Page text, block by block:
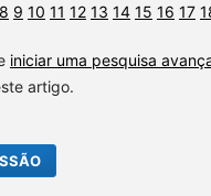
8 9 10 11 12 13 14 15 16 17
iniciar uma pesquisa
artigo.